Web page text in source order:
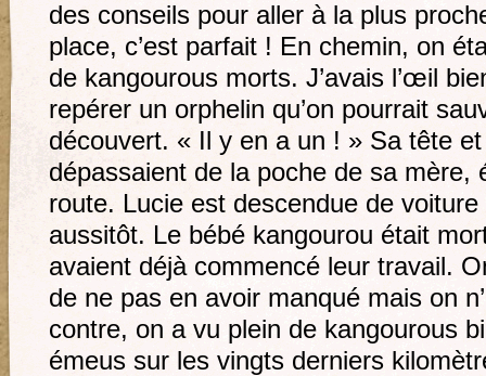
des conseils pour aller à la plus
place, c’est parfait ! En chemin, on
de kangourous morts. J’avais l’œil
repérer un orphelin qu’on pourrait
découvert. « Il y en a un ! » Sa tête
dépassaient de la poche de sa mère,
route. Lucie est descendue de
aussitôt. Le bébé kangourou était
avaient déjà commencé leur travail.
de ne pas en avoir manqué mais on
contre, on a vu plein de kangourous
émeus sur les vingts derniers